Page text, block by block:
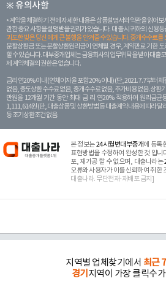
※ 유의사항
계약을 체결하기 전에 자세한 내용은 상품설명서와 약관을 읽어
관한 중요 사항을 설명받을 권리가 있습니다. 대 출 시 귀하의 신용
과도한 빚은 당신 에게 큰 불행을 안겨줄 수 있습니다. 중개수수료
분할상환금 또는 분할상환원리금이 연체될 경우, 계약만료 기한
할 수 있습니다. 대부중개업체는 금융회사의 업무위탁을 받아 대출
제 계약체결의 권한은 없습니다.
금리 연20% 이내 (연체이자율 포함 20% 이내) (단, 2021. 7. 7부터
없음, 중도상환 수수료 없음, 중개수수료 없음, 추가비용 없음. 상환
만원을 12개월 기간 동안 최대 금 리 연20% 적용하여 원리금균
1,111,614원 (단, 대출상품 및 상환방법 등 대출계약 내용에 따라
등 조기상환조건 없음.
본 정보는24시월변대부중개에 등록
표현방법을 수정하여 완성한 것 입
포, 재가공 할 수 없으며, 대출나라는
오류와 사용자가 이를 신뢰하여 취한
대출나라. 무단전재-재배포 금지]
지역별 업체찾기에서 최근
경기 지역이 가장 클릭수